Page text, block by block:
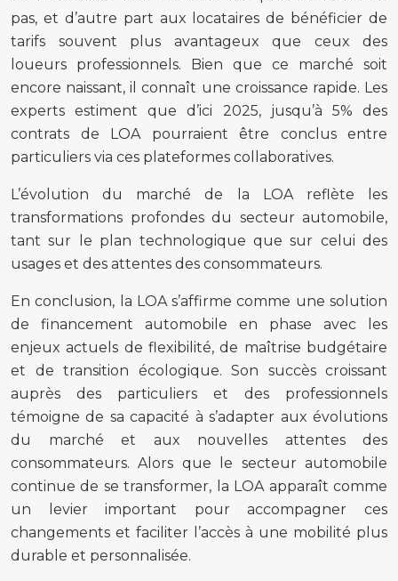
pas, et d’autre part aux locataires de bénéficier de
tarifs souvent plus avantageux que ceux des
loueurs professionnels. Bien que ce marché soit
encore naissant, il connaît une croissance rapide. Les
experts estiment que d’ici 2025, jusqu’à 5% des
contrats de LOA pourraient être conclus entre
particuliers via ces plateformes collaboratives.
L’évolution du marché de la LOA reflète les
transformations profondes du secteur automobile,
tant sur le plan technologique que sur celui des
usages et des attentes des consommateurs.
En conclusion, la LOA s’affirme comme une solution
de financement automobile en phase avec les
enjeux actuels de flexibilité, de maîtrise budgétaire
et de transition écologique. Son succès croissant
auprès des particuliers et des professionnels
témoigne de sa capacité à s’adapter aux évolutions
du marché et aux nouvelles attentes des
consommateurs. Alors que le secteur automobile
continue de se transformer, la LOA apparaît comme
un levier important pour accompagner ces
changements et faciliter l’accès à une mobilité plus
durable et personnalisée.